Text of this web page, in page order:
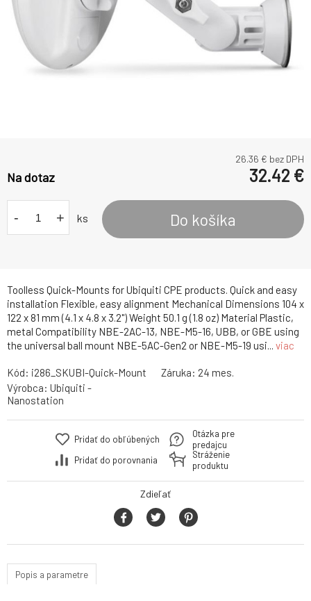
Toolless Quick-Mounts for Ubiquiti CPE products. Quick and easy
installation Flexible, easy alignment Mechanical Dimensions 104 x
122 x 81 mm (4.1 x 4.8 x 3.2") Weight 50.1 g (1.8 oz) Material Plastic,
metal Compatibility NBE-2AC-13, NBE-M5-16, UBB, or GBE using
the universal ball mount NBE-5AC-Gen2 or NBE-M5-19 usi... viac
26.36 € bez DPH
Na dotaz 32.42 €
- + ks Do košíka
Kód: i286_SKUBI-Quick-Mount Záruka: 24 mes.
Výrobca: Ubiquiti -
Nanostation
Pridať do obľúbených
Pridať do porovnania
Otázka pre
predajcu
Stráženie
produktu
Zdieľať
Popis a parametre